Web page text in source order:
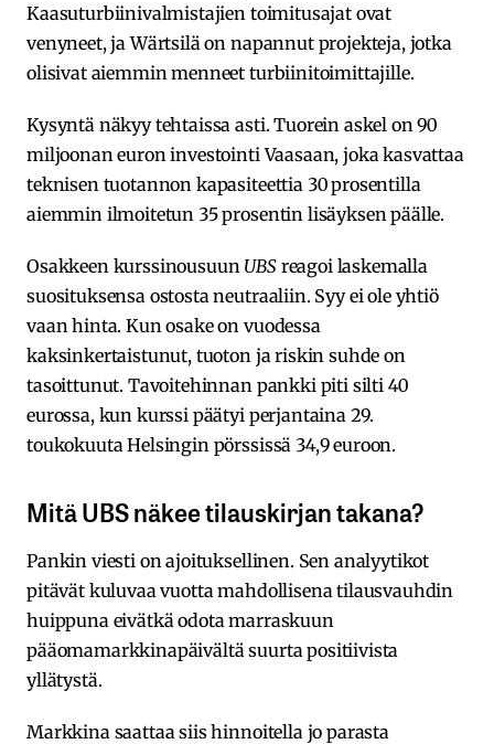
Kaasuturbiinivalmistajien toimitusajat ovat
venyneet, ja Wärtsilä on napannut projekteja, jotka
olisivat aiemmin menneet turbiinitoimittajille.
Kysyntä näkyy tehtaissa asti. Tuorein askel on 90
miljoonan euron investointi Vaasaan, joka kasvattaa
teknisen tuotannon kapasiteettia 30 prosentilla
aiemmin ilmoitetun 35 prosentin lisäyksen päälle.
Osakkeen kurssinousuun UBSreagoi laskemalla
suosituksensa ostosta neutraaliin. Syy ei ole yhtiö
vaan hinta. Kun osake on vuodessa
kaksinkertaistunut, tuoton ja riskin suhde on
tasoittunut. Tavoitehinnan pankki piti silti 40
eurossa, kun kurssi päätyi perjantaina 29.
toukokuuta Helsingin pörssissä 34,9 euroon.
Mitä UBS näkee tilauskirjan takana?
Pankin viesti on ajoituksellinen. Sen analyytikot
pitävät kuluvaa vuotta mahdollisena tilausvauhdin
huippuna eivätkä odota marraskuun
pääomamarkkinapäivältä suurta positiivista
yllätystä.
Markkina saattaa siis hinnoitella jo parasta